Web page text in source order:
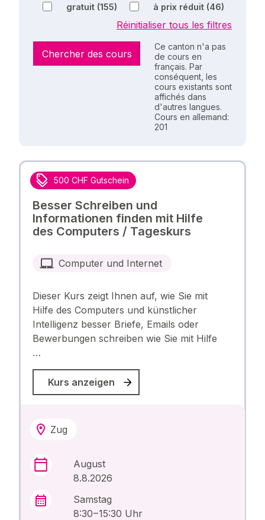
gratuit (155) à prix réduit (46)
Réinitialiser tous les filtres
Chercher des cours
Ce canton n'a pas
de cours en
français. Par
conséquent, les
cours existants sont
affichés dans
d'autres langues.
Cours en allemand:
201
500 CHF Gutschein
Besser Schreiben und
Informationen finden mit Hilfe
des Computers / Tageskurs
Computer und Internet
Dieser Kurs zeigt Ihnen auf, wie Sie mit
Hilfe des Computers und künstlicher
Intelligenz besser Briefe, Emails oder
Bewerbungen schreiben wie Sie mit Hilfe
…
Kurs anzeigen
Zug
August
8.8.2026
Samstag
8:30 – 15:30 Uhr